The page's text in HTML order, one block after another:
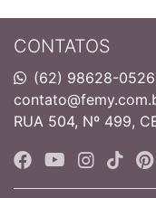
CONTATOS
(62) 98628-0526
RUA 504, Nº 499,